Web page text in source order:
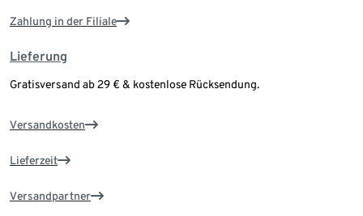
Zahlung in der Filiale
Lieferung
Gratisversand ab 29 € & kostenlose Rücksendung.
Versandkosten
Lieferzeit
Versandpartner